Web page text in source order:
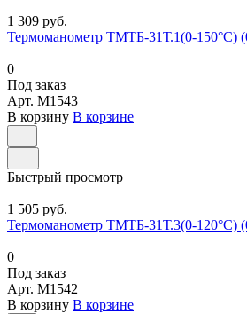
1 309 руб.
Термоманометр ТМТБ-31Т.1(0-150°С)
0
Под заказ
Арт. M1543
В корзину В корзине
Быстрый просмотр
1 505 руб.
Термоманометр ТМТБ-31Т.3(0-120°С)
0
Под заказ
Арт. M1542
В корзину В корзине